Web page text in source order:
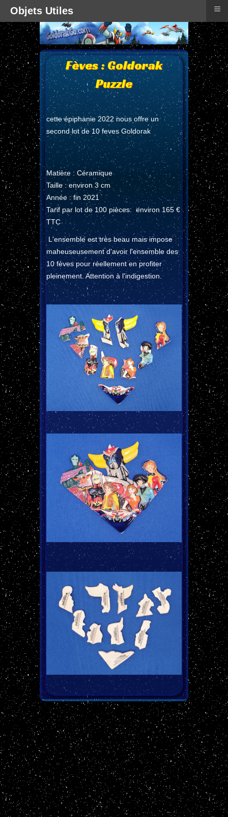
Fèves : Goldorak
Puzzle
cette épiphanie 2022 nous offre un
second lot de 10 feves Goldorak
Matière : Céramique
Taille : environ 3 cm
Année : fin 2021
Tarif par lot de 100 pièces: environ 165 €
TTC
L'ensemble est très beau mais impose
maheuseusement d'avoir l'ensemble des
10 fèves pour réellement en profiter
pleinement. Attention à l'indigestion.
Objets Utiles ≡